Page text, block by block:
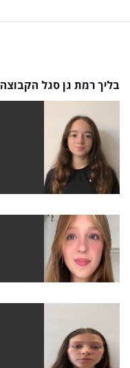
בליך רמת גן סגל הקבוצה